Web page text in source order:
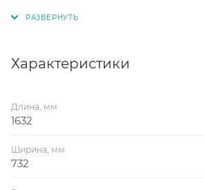
Характеристики
Длина, мм
1632
Ширина, мм
732